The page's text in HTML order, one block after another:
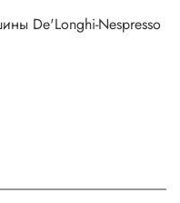
De'Longhi-Nespresso